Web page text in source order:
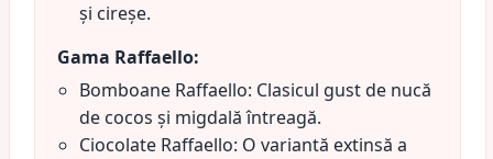
și cireșe.
Gama Raffaello:
Bomboane Raffaello: Clasicul gust de nucă
de cocos și migdală întreagă.
Ciocolate Raffaello: O variantă extinsă a